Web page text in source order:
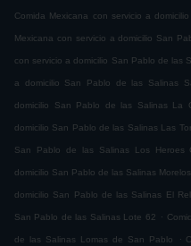
Comida Mexicana con servicio a
Mexicana con servicio a domicilio San
con servicio a domicilio San Pablo de las
a domicilio San Pablo de las Salinas
domicilio San Pablo de las Salinas La
domicilio San Pablo de las Salinas Las
San Pablo de las Salinas Los Heroes
domicilio San Pablo de las Salinas
domicilio San Pablo de las Salinas El
San Pablo de las Salinas Lote 62 .
de las Salinas Lomas de San Pablo .